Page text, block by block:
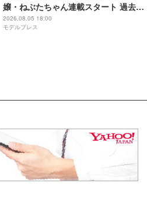
嬢・ねぶたちゃん連載スタート 過去の
葛藤・美の秘訣・素顔に迫る
2026.08.05 18:00
モデルプレス